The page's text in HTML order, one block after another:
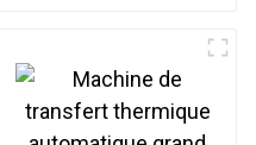
tasses, gobelets,
casquettes et
assiettes.